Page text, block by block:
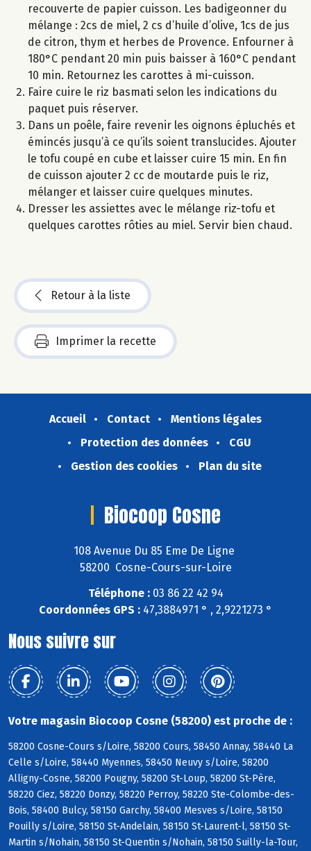
recouverte de papier cuisson. Les badigeonner du
mélange : 2cs de miel, 2 cs d’huile d’olive, 1cs de jus
de citron, thym et herbes de Provence. Enfourner à
180°C pendant 20 min puis baisser à 160°C pendant
10 min. Retournez les carottes à mi-cuisson.
Faire cuire le riz basmati selon les indications du
paquet puis réserver.
Dans un poêle, faire revenir les oignons épluchés et
émincés jusqu’à ce qu’ils soient translucides. Ajouter
le tofu coupé en cube et laisser cuire 15 min. En fin
de cuisson ajouter 2 cc de moutarde puis le riz,
mélanger et laisser cuire quelques minutes.
Dresser les assiettes avec le mélange riz-tofu et
quelques carottes rôties au miel. Servir bien chaud.
Retour à la liste
Imprimer la recette
Accueil Contact
Mentions légales
Protection des données
CGU
Gestion des cookies
Plan du site
Biocoop Cosne
108 Avenue Du 85 Eme De Ligne
58200 Cosne-Cours-sur-Loire
Téléphone :03 86 22 42 94
Coordonnées GPS : 47,3884971 ° , 2,9221273 °
Nous suivre sur
Votre magasin Biocoop Cosne (58200) est proche de :
58200 Cosne-Cours s/Loire, 58200 Cours, 58450 Annay, 58440 La
Celle s/Loire, 58440 Myennes, 58450 Neuvy s/Loire, 58200
Alligny-Cosne, 58200 Pougny, 58200 St-Loup, 58200 St-Père,
58220 Ciez, 58220 Donzy, 58220 Perroy, 58220 Ste-Colombe-des-
Bois, 58400 Bulcy, 58150 Garchy, 58400 Mesves s/Loire, 58150
Pouilly s/Loire, 58150 St-Andelain, 58150 St-Laurent-l, 58150 St-
Martin s/Nohain, 58150 St-Quentin s/Nohain, 58150 Suilly-la-Tour,